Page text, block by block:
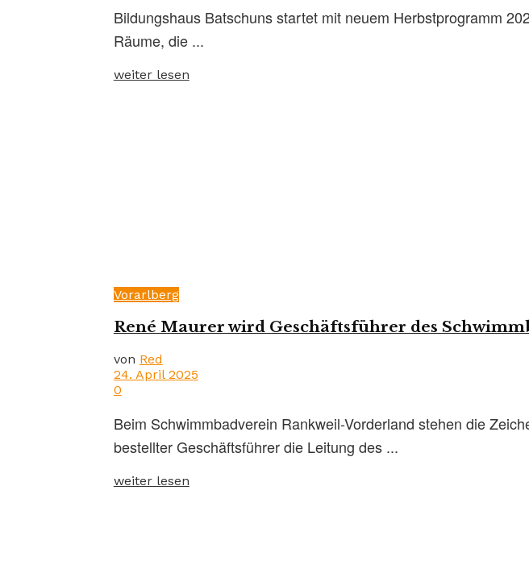
Bildungshaus Batschuns startet mit neuem Herbstprogramm
Räume, die ...
weiter lesen
Vorarlberg
René Maurer wird Geschäftsführer des
von Red
24. April 2025
0
Beim Schwimmbadverein Rankweil-Vorderland stehen die
bestellter Geschäftsführer die Leitung des ...
weiter lesen